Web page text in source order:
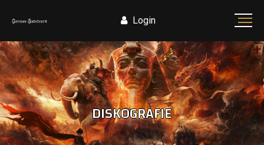
Login
DISKOGRAFIE